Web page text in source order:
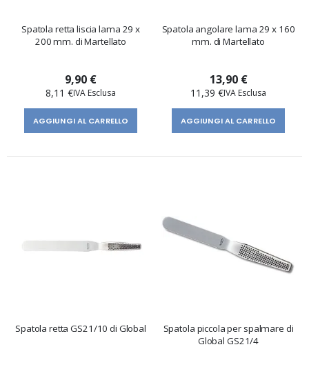
Spatola retta liscia lama 29 x
200 mm. di Martellato
9,90 €
8,11 €
AGGIUNGI AL CARRELLO
Spatola angolare lama 29 x 160
mm. di Martellato
13,90 €
11,39 €
AGGIUNGI AL CARRELLO
Spatola retta GS21/10 di Global
Spatola piccola per spalmare di
Global GS21/4